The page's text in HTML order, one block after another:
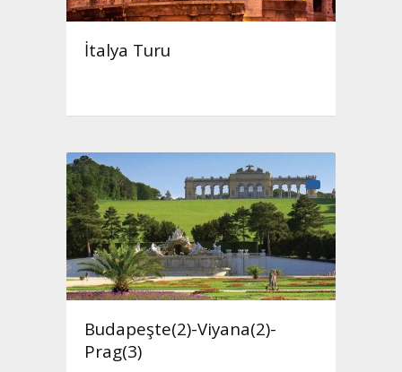
İtalya Turu
Budapeşte(2)-Viyana(2)-
Prag(3)